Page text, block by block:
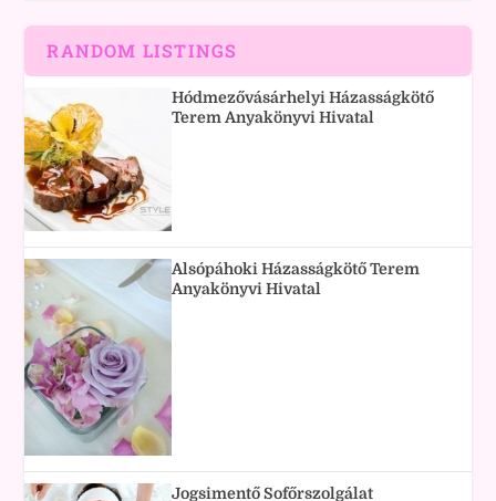
RANDOM LISTINGS
Hódmezővásárhelyi Házasságkötő
Terem Anyakönyvi Hivatal
Alsópáhoki Házasságkötő Terem
Anyakönyvi Hivatal
Jogsimentő Sofőrszolgálat